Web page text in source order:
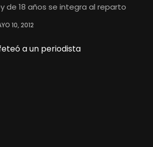
de 18 años se integra al reparto
10, 2012